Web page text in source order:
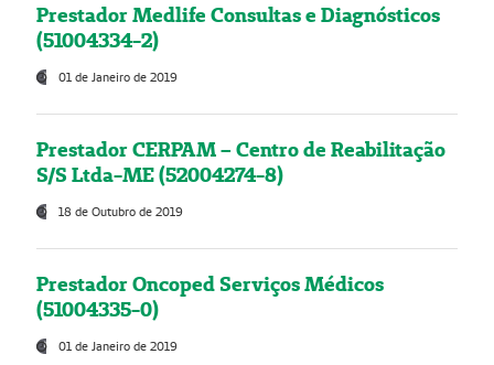
Prestador Medlife Consultas e Diagnósticos
(51004334-2)
01 de Janeiro de 2019
Prestador CERPAM – Centro de Reabilitação
S/S Ltda-ME (52004274-8)
18 de Outubro de 2019
Prestador Oncoped Serviços Médicos
(51004335-0)
01 de Janeiro de 2019